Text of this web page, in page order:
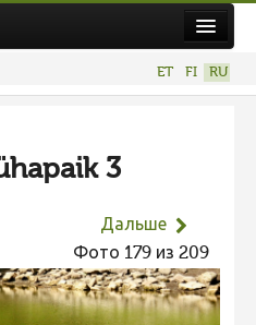
ET FI RU
3
Дальше
Фото 179 из 209